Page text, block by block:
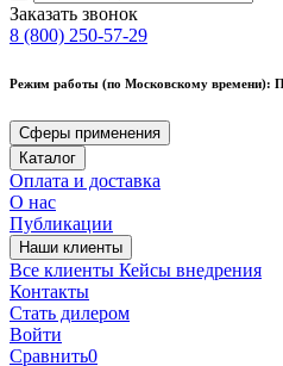
Заказать звонок
8 (800) 250-57-29
Режим работы (по Московскому времени):
Сферы применения
Каталог
Оплата и доставка
О нас
Публикации
Наши клиенты
Все клиенты Кейсы внедрения
Контакты
Стать дилером
Войти
Сравнить0